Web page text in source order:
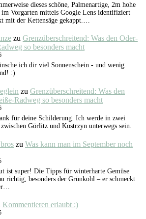
dieses schöne, Palmenartige, 2m hohe
im Vorgarten mittels Google Lens identifiziert
mit der Kettensäge gekappt.…
zu Grenzüberschreitend: Was den Oder-
so besonders macht
ich dir viel Sonnenschein - und wenig
:)
zu Grenzüberschreitend: Was den
Radweg so besonders macht
für deine Schilderung. Ich werde in zwei
Görlitz und Kostrzyn unterwegs sein.
zu Was kann man im September noch
ist super! Die Tipps für winterharte Gemüse
richtig, besonders der Grünkohl – er schmeckt
Kommentieren erlaubt :)